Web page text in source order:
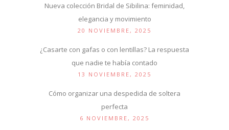
Nueva colección Bridal de Sibilina: feminidad,
elegancia y movimiento
20 NOVIEMBRE, 2025
¿Casarte con gafas o con lentillas? La respuesta
que nadie te había contado
13 NOVIEMBRE, 2025
Cómo organizar una despedida de soltera
perfecta
6 NOVIEMBRE, 2025